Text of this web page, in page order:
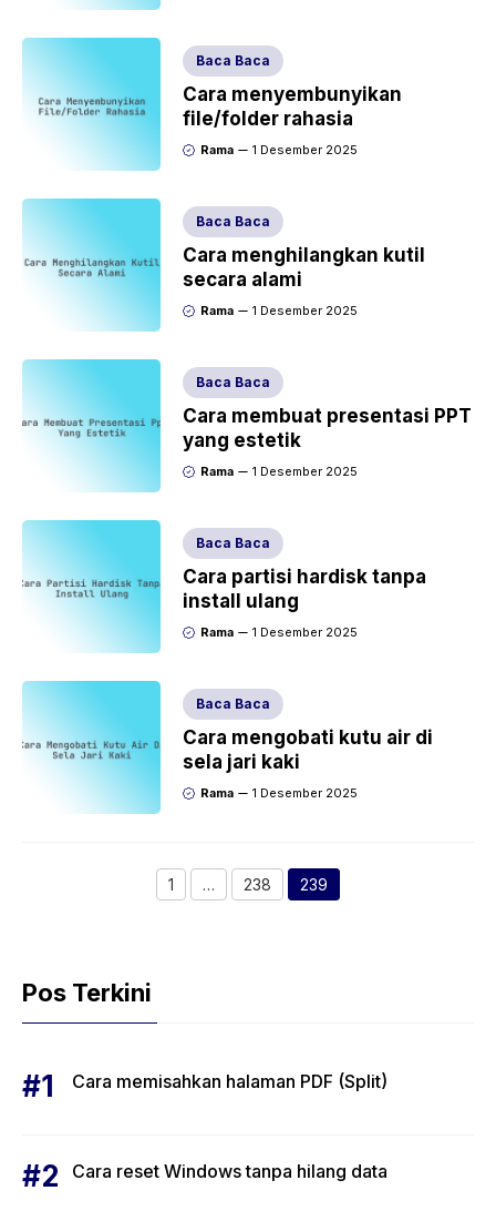
Baca Baca
Cara menyembunyikan
file/folder rahasia
Rama 1 Desember 2025
Baca Baca
Cara menghilangkan kutil
secara alami
Rama 1 Desember 2025
Baca Baca
Cara membuat presentasi PPT
yang estetik
Rama 1 Desember 2025
Baca Baca
Cara partisi hardisk tanpa
install ulang
Rama 1 Desember 2025
Baca Baca
Cara mengobati kutu air di
sela jari kaki
Rama 1 Desember 2025
Halaman
1 … Halaman
238 Halaman
239
Pos Terkini
Cara memisahkan halaman PDF (Split)
Cara reset Windows tanpa hilang data